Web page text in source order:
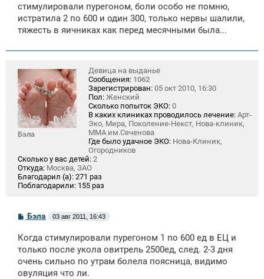
б
щ
н
е
стимулировали пурегоном, боли особо не помню,
истратила 2 по 600 и один 300, только нервы шалили,
тяжесть в яичниках как перед месячными была...
Бэла
Девица на выданье
Сообщения: 1062
Зарегистрирован: 05 окт 2010, 16:30
Пол: Женский
Сколько попыток ЭКО: 0
В каких клиниках проводилось лечение: Арт-
Эко, Мира, Поколение-Некст, Нова-клиник,
ММА им.Сеченова
Где было удачное ЭКО: Нова-Клиник,
Огородников
Сколько у вас детей: 2
Откуда: Москва, ЗАО
Благодарил (а): 271 раз
Поблагодарили: 155 раз
С
о
б
щ
н
и
Бэла 03 авг 2011, 16:43
Когда стимулировали пурегоном 1 по 600 ед в ЕЦ и
только после укола овитрель 2500ед, след. 2-3 дня
очень сильно по утрам болела поясница, видимо
овуляция что ли.